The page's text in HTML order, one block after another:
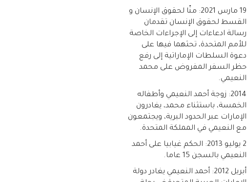
19 مارس 2021: منّا لحقوق الإنسان و
القسط لحقوق الإنسان تقدمان
رسالة ادعاءات إلى الإجراءات الخاصة
للأمم المتحدة، تحثهما فيها على
دعوة السلطات الإماراتية إلى رفع
حظر السفر المفروض على محمد
النعيمي.
2014: زوجة أحمد النعيمي وأطفاله
الخمسة، باستثناء محمد، يغادرون
الإمارات عبر الحدود البرية، ويجتمعون
مع النعيمي في المملكة المتحدة.
2 يوليو 2013: الحكم غيابيا على أحمد
النعيمي بالسجن 15 عاما.
أبريل 2012: أحمد النعيمي يغادر دولة